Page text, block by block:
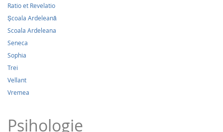
Ratio et Revelatio
Școala Ardeleană
Scoala Ardeleana
Seneca
Sophia
Trei
Vellant
Vremea
Psihologie